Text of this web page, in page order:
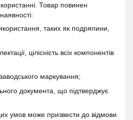
Товар повинен
таких як подряпини,
цілісність всіх компонентів
маркування;
документа, що підтверджує
умов може призвести до відмови